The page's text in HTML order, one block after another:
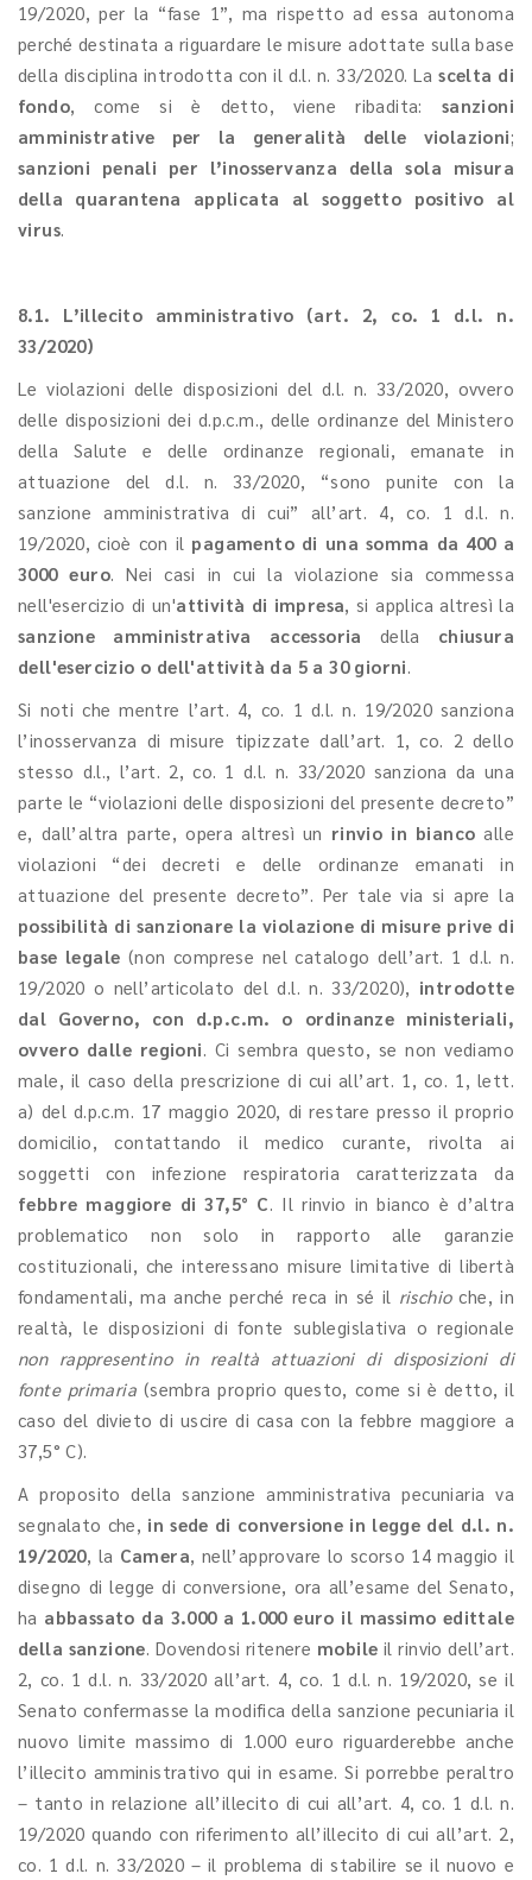
19/2020, per la “fase 1”, ma rispetto ad essa autonoma
perché destinata a riguardare le misure adottate sulla base
della disciplina introdotta con il d.l. n. 33/2020. Lascelta di
fondo, come si è detto, viene ribadita: sanzioni
amministrative per la generalità delle violazioni;
sanzioni penali per l’inosservanza della sola misura
della quarantena applicata al soggetto positivo al
virus.
8.1. L’illecito amministrativo (art. 2, co. 1 d.l. n.
33/2020)
Le violazioni delle disposizioni del d.l. n. 33/2020, ovvero
delle disposizioni dei d.p.c.m., delle ordinanze del Ministero
della Salute e delle ordinanze regionali, emanate in
attuazione del d.l. n. 33/2020, “sono punite con la
sanzione amministrativa di cui” all’art. 4, co. 1 d.l. n.
19/2020, cioè con il pagamento di una somma da 400 a
3000 euro. Nei casi in cui la violazione sia commessa
nell'esercizio di un'attività di impresa, si applica altresì la
sanzione amministrativa accessoria della chiusura
dell'esercizio o dell'attività da 5 a 30 giorni.
Si noti che mentre l’art. 4, co. 1 d.l. n. 19/2020 sanziona
l’inosservanza di misure tipizzate dall’art. 1, co. 2 dello
stesso d.l., l’art. 2, co. 1 d.l. n. 33/2020 sanziona da una
parte le “violazioni delle disposizioni del presente decreto”
e, dall’altra parte, opera altresì un rinvio in bianco alle
violazioni “dei decreti e delle ordinanze emanati in
attuazione del presente decreto”. Per tale via si apre la
possibilità di sanzionare la violazione di misure prive di
base legale (non comprese nel catalogo dell’art. 1 d.l. n.
19/2020 o nell’articolato del d.l. n. 33/2020), introdotte
dal Governo, con d.p.c.m. o ordinanze ministeriali,
ovvero dalle regioni. Ci sembra questo, se non vediamo
male, il caso della prescrizione di cui all’art. 1, co. 1, lett.
a) del d.p.c.m. 17 maggio 2020, di restare presso il proprio
domicilio, contattando il medico curante, rivolta ai
soggetti con infezione respiratoria caratterizzata da
febbre maggiore di 37,5° C. Il rinvio in bianco è d’altra
problematico non solo in rapporto alle garanzie
costituzionali, che interessano misure limitative di libertà
fondamentali, ma anche perché reca in sé il rischioche, in
realtà, le disposizioni di fonte sublegislativa o regionale
non rappresentino in realtà attuazioni di disposizioni di
fonte primaria (sembra proprio questo, come si è detto, il
caso del divieto di uscire di casa con la febbre maggiore a
37,5° C).
A proposito della sanzione amministrativa pecuniaria va
segnalato che, in sede di conversione in legge del d.l. n.
19/2020, la Camera, nell’approvare lo scorso 14 maggio il
disegno di legge di conversione, ora all’esame del Senato,
ha abbassato da 3.000 a 1.000 euro il massimo edittale
della sanzione. Dovendosi ritenere mobile il rinvio dell’art.
2, co. 1 d.l. n. 33/2020 all’art. 4, co. 1 d.l. n. 19/2020, se il
Senato confermasse la modifica della sanzione pecuniaria il
nuovo limite massimo di 1.000 euro riguarderebbe anche
l’illecito amministrativo qui in esame. Si porrebbe peraltro
– tanto in relazione all’illecito di cui all’art. 4, co. 1 d.l. n.
19/2020 quando con riferimento all’illecito di cui all’art. 2,
co. 1 d.l. n. 33/2020 – il problema di stabilire se il nuovo e